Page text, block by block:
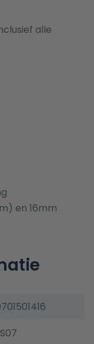
alle
en 16mm